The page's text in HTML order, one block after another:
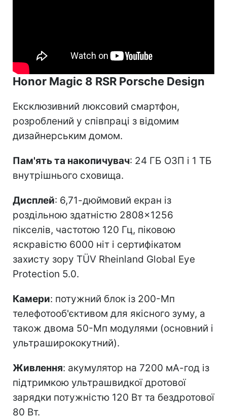
Honor Magic 8 RSR Porsche Design
Ексклюзивний люксовий смартфон,
розроблений у співпраці з відомим
дизайнерським домом.
Пам'ять та накопичувач: 24 ГБ ОЗП і 1 ТБ
внутрішнього сховища.
Дисплей: 6,71-дюймовий екран із
роздільною здатністю 2808×1256
пікселів, частотою 120 Гц, піковою
яскравістю 6000 ніт і сертифікатом
захисту зору TÜV Rheinland Global Eye
Protection 5.0.
Камери: потужний блок із 200-Мп
телефотооб'єктивом для якісного зуму, а
також двома 50-Мп модулями (основний і
ультраширококутний).
Живлення: акумулятор на 7200 мА-год із
підтримкою ультрашвидкої дротової
зарядки потужністю 120 Вт та бездротової
80 Вт.